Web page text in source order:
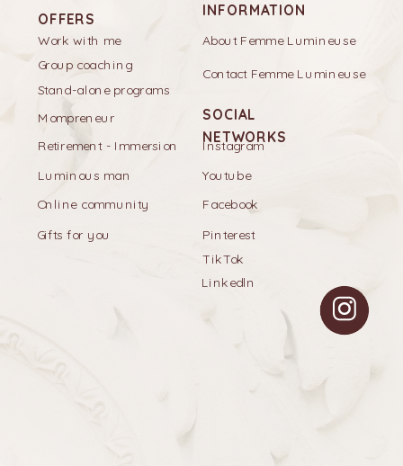
Pinterest
Instagram
Work with me
Group coaching
Stand-alone programs
Online community
SOCIAL
NETWORKS
OFFERS
Contact Femme Lumineuse
About Femme Lumineuse
INFORMATION
Youtube
Facebook
TikTok
Retirement - Immersion
Mompreneur
Luminous man
Gifts for you
Linkedln